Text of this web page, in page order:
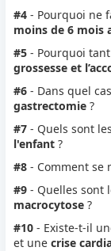
#4 - Pourquoi ne
moins de 6 mois
#5 - Pourquoi
grossesse et
#6 - Dans quel
gastrectomie ?
#7 - Quels sont
l'enfant ?
#8 - Comment se
#9 - Quelles sont
macrocytose ?
#10 - Existe-t-il
et unecrise